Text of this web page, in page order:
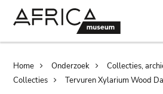
Breadcrumb
Home Onderzoek
Collecties,
Collecties
Tervuren Xylarium Wood